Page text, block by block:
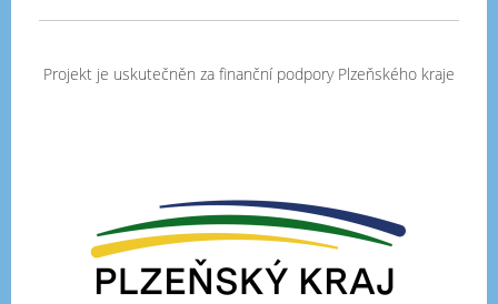
Projekt je uskutečněn za finanční podpory Plzeňského kraje